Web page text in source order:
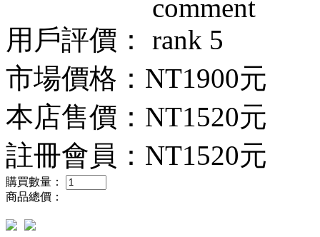
用戶評價：
市場價格： NT1900元
本店售價： NT1520元
註冊會員： NT1520元
購買數量：
商品總價：